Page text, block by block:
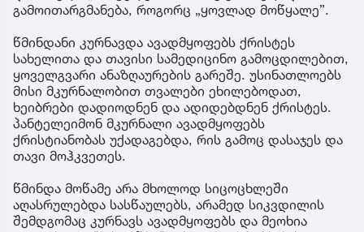
გამოითარგმანება, როგორც „ყოვლად მოწყალე”.
წმინდანი კურნავდა ავადმყოფებს ქრისტეს
სახელითა და თავისი სამედიცინო გამოცდილებით,
ყოველგვარი ანაზღაურების გარეშე. უსინათლოებს
მისი მკურნალობით თვალები ეხილებოდათ,
ხეიბრები დადიოდნენ და ადიდებდნენ ქრისტეს.
პანტელეიმონ მკურნალი ავადმყოფებს
ქრისტიანობას უქადაგებდა, რის გამოც დასაჯეს და
თავი მოჰკვეთეს.
წმინდა მოწამე არა მხოლოდ სიცოცხლეში
აღასრულებდა სასწაულებს, არამედ სიკვდილის
შემდგომაც კურნავს ავადმყოფებს და მეოხია